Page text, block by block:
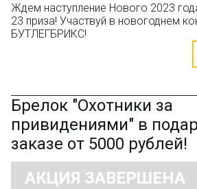
Ждем наступление Нового 2023
23 приза! Участвуй в новогоднем
БУТЛЕГБРИКС!
Брелок "Охотники за
привидениями" в
заказе от 5000 рублей!
АКЦИЯ ЗАВЕРШЕНА